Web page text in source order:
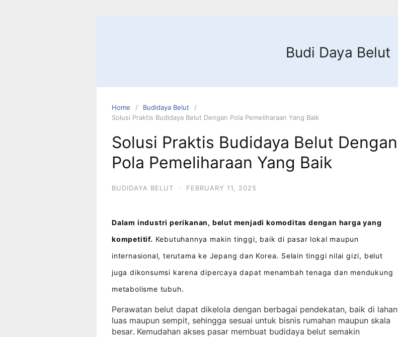
Budi Daya Belut
Home
Budidaya Belut
Solusi Praktis Budidaya Belut Dengan Pola Pemeliharaan Yang Baik
Solusi Praktis Budidaya Belut Dengan
Pola Pemeliharaan Yang Baik
BUDIDAYA BELUT · FEBRUARY 11, 2025
Dalam industri perikanan, belut menjadi komoditas dengan harga yang
kompetitif. Kebutuhannya makin tinggi, baik di pasar lokal maupun
internasional, terutama ke Jepang dan Korea. Selain tinggi nilai gizi, belut
juga dikonsumsi karena dipercaya dapat menambah tenaga dan mendukung
metabolisme tubuh.
Perawatan belut dapat dikelola dengan berbagai pendekatan, baik di lahan
luas maupun sempit, sehingga sesuai untuk bisnis rumahan maupun skala
besar. Kemudahan akses pasar membuat budidaya belut semakin